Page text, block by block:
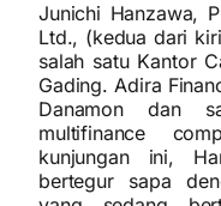
Junichi Hanzawa,
Ltd., (kedua dari
salah satu Kantor
Gading. Adira
Danamon dan
multifinance
kunjungan ini,
bertegur sapa